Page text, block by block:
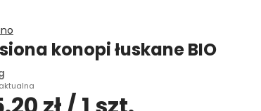
konopi łuskane BIO